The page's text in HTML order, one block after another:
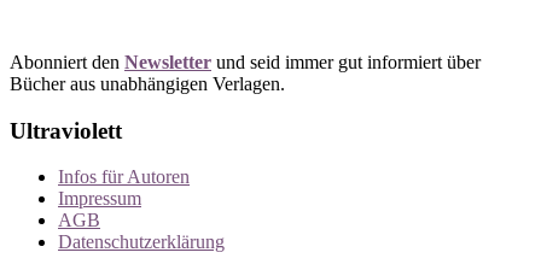
Abonniert den Newsletter und seid immer gut informiert über
Bücher aus unabhängigen Verlagen.
Ultraviolett
Infos für Autoren
Impressum
AGB
Datenschutzerklärung